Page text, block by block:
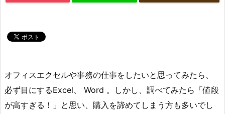
オフィスエクセルや事務の仕事をしたいと思ってみたら、
必ず目にするExcel、 Word 。しかし、調べてみたら「値段
が高すぎる！」と思い、購入を諦めてしまう方も多いでし